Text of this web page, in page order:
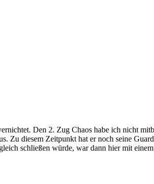
Den 2. Zug Chaos habe ich nicht
Zu diesem Zeitpunkt hat er noch seine
schließen würde, war dann hier mit